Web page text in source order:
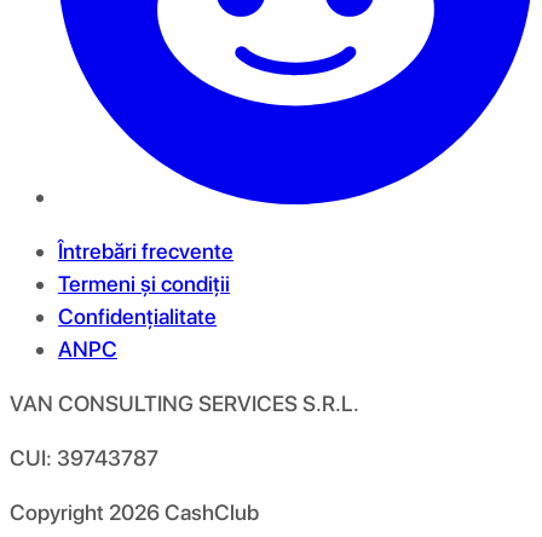
Întrebări frecvente
Termeni și condiții
Confidențialitate
ANPC
VAN CONSULTING SERVICES S.R.L.
CUI: 39743787
Copyright 2026CashClub